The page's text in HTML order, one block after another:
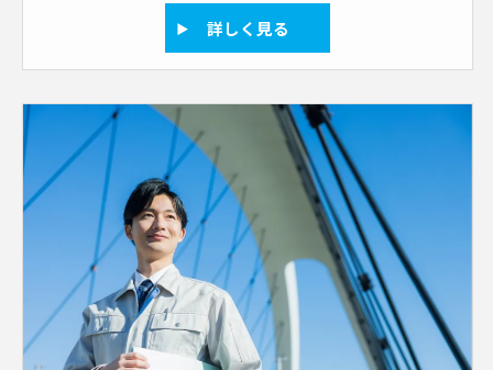
詳しく見る